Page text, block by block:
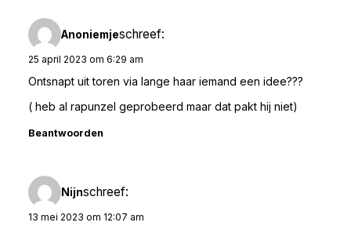
Anoniemjeschreef:
25 april 2023 om 6:29 am
Ontsnapt uit toren via lange haar iemand een idee???
( heb al rapunzel geprobeerd maar dat pakt hij niet)
Beantwoorden
Nijnschreef:
13 mei 2023 om 12:07 am